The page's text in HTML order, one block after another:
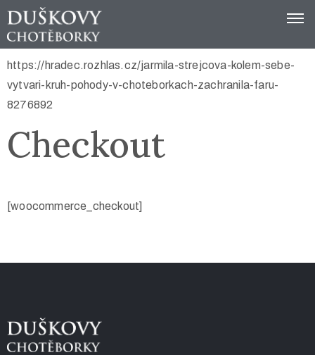
Domů
Spolek
na
https://hradec.rozhlas.cz/jarmila-strejcova-kolem-sebe-
vytvari-kruh-pohody-v-choteborkach-zachranila-faru-
8276892
Checkout
[woocommerce_checkout]